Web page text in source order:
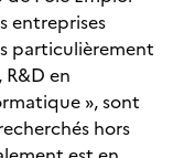
entreprises
particulièrement
en
», sont
hors